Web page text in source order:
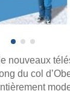
nouveaux
du col